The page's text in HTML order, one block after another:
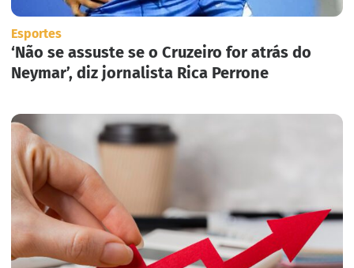
Esportes
‘Não se assuste se o Cruzeiro for atrás do
Neymar’, diz jornalista Rica Perrone